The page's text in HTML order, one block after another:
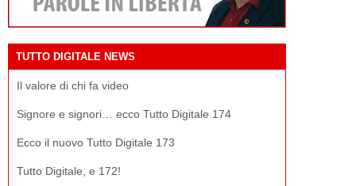
TUTTO DIGITALE NEWS
Il valore di chi fa video
Signore e signori… ecco Tutto Digitale 174
Ecco il nuovo Tutto Digitale 173
Tutto Digitale, e 172!